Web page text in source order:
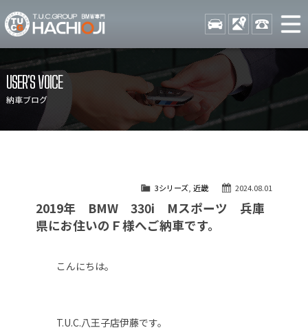
TUCグループ BMW専門 八
STOCK ACCESS 042-
ニュース
在庫リスト
目玉車両一覧
店舗紹介
保証＆サービス
アクセスマップ
自動車保険
TUCとは？
会社概要
USER'S VOICE
納車ブログ
2024.08.01
3シリーズ, 近畿
2019年 BMW 330i Mスポーツ 兵庫
県にお住いのＦ様へご納車です。
こんにちは。
T.U.C.八王子店伊藤です。